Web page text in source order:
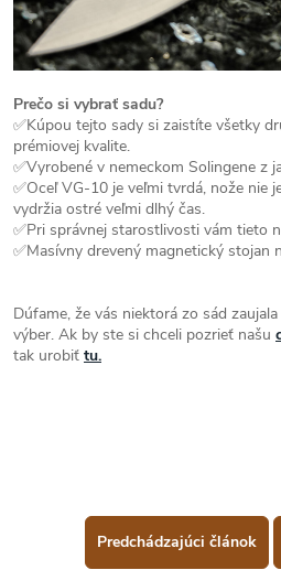
Prečo si vybrať sadu?
✅Kúpou tejto sady si zaistíte všetky
prémiovej kvalite.
✅Vyrobené v nemeckom Solingene z
✅Oceľ VG-10 je veľmi tvrdá, nože nie
vydržia ostré veľmi dlhý čas.
✅Pri správnej starostlivosti vám tieto
✅Masívny drevený magnetický stojan
Dúfame, že vás niektorá zo sád
výber. Ak by ste si chceli pozrieť našu
tak urobiť tu.
Predchádzajúci článok